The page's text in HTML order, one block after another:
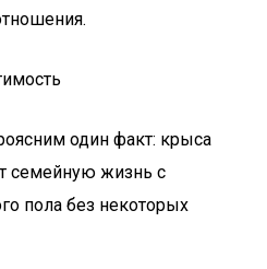
один факт: крыса
семейную жизнь с
пола без некоторых